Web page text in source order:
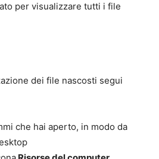
per visualizzare tutti i file
dei file nascosti segui
che hai aperto, in modo da